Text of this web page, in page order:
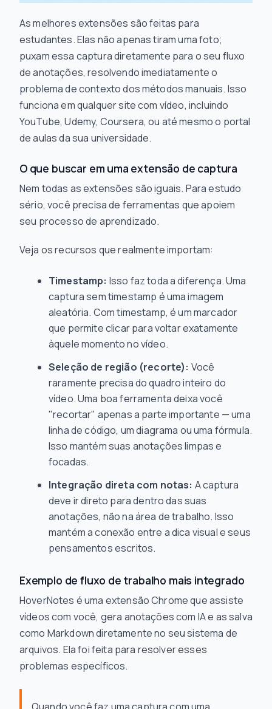
As melhores extensões são feitas para
estudantes. Elas não apenas tiram uma foto;
puxam essa captura diretamente para o seu fluxo
de anotações, resolvendo imediatamente o
problema de contexto dos métodos manuais. Isso
funciona em qualquer site com vídeo, incluindo
YouTube, Udemy, Coursera, ou até mesmo o portal
de aulas da sua universidade.
O que buscar em uma extensão de captura
Nem todas as extensões são iguais. Para estudo
sério, você precisa de ferramentas que apoiem
seu processo de aprendizado.
Veja os recursos que realmente importam:
Timestamp: Isso faz toda a diferença. Uma
captura sem timestamp é uma imagem
aleatória. Com timestamp, é um marcador
que permite clicar para voltar exatamente
àquele momento no vídeo.
Seleção de região (recorte): Você
raramente precisa do quadro inteiro do
vídeo. Uma boa ferramenta deixa você
"recortar" apenas a parte importante — uma
linha de código, um diagrama ou uma fórmula.
Isso mantém suas anotações limpas e
focadas.
Integração direta com notas: A captura
deve ir direto para dentro das suas
anotações, não na área de trabalho. Isso
mantém a conexão entre a dica visual e seus
pensamentos escritos.
Exemplo de fluxo de trabalho mais integrado
HoverNotes é uma extensão Chrome que assiste
vídeos com você, gera anotações com IA e as salva
como Markdown diretamente no seu sistema de
arquivos. Ela foi feita para resolver esses
problemas específicos.